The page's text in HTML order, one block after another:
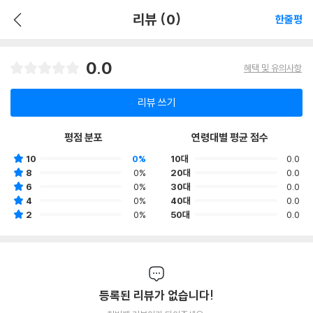
리뷰 (0) 한줄평
0.0 혜택 및 유의사항
리뷰 쓰기
평점 분포
10
0%
8
0%
6
0%
4
0%
2
0%
연령대별 평균 점수
10대
0.0
20대
0.0
30대
0.0
40대
0.0
50대
0.0
등록된 리뷰가 없습니다!